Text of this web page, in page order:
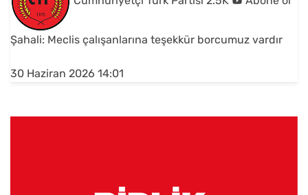
Şahali: Meclis çalışanlarına teşekkür borcumuz vardır
30 Haziran 2026 14:01